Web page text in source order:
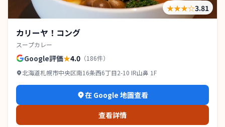
★★★☆3.81
カリーヤ！コング
スープカレー
Google評価★4.0 （186件）
北海道札幌市中央区南16条西6丁目2-10 IR山鼻 1F
在 Google 地圖查看
查看詳情